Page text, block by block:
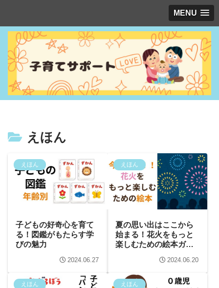
MENU
えほん
えほん
子どもの好奇心を育て
る！図鑑がもたらす学
びの魅力
2024.06.27
えほん
夏の思い出はここから
始まる！花火をもっと
楽しむための絵本ガイ
2024.06.20
えほん えほん